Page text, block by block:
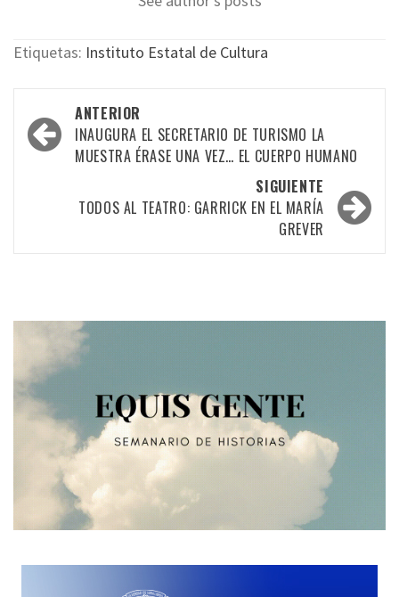
Etiquetas: Instituto Estatal de Cultura
Navegación
por
entradas
ANTERIOR
INAUGURA EL SECRETARIO DE TURISMO LA
MUESTRA ÉRASE UNA VEZ… EL CUERPO HUMANO
SIGUIENTE
TODOS AL TEATRO: GARRICK EN EL MARÍA
GREVER